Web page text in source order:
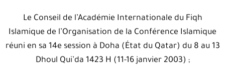
Le Conseil de l’Académie Internationale du Fiqh
Islamique de l’Organisation de la Conférence Islamique
réuni en sa 14e session à Doha (État du Qatar) du 8 au 13
Dhoul Qui’da 1423 H (11-16 janvier 2003) ;